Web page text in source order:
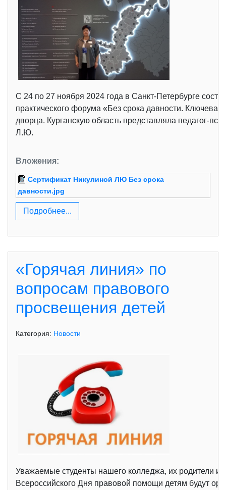
С 24 по 27 ноября 2024 года в Санкт-Петербурге
практического форума «Без срока давности.
дворца. Курганскую область представляла педагог-
Л.Ю.
Вложения:
Сертификат Никулиной ЛЮ Без срока
давности.jpg
Подробнее...
«Горячая линия» по
вопросам правового
просвещения детей
Категория: Новости
Уважаемые студенты нашего колледжа, их родители и
Всероссийского Дня правовой помощи детям будут